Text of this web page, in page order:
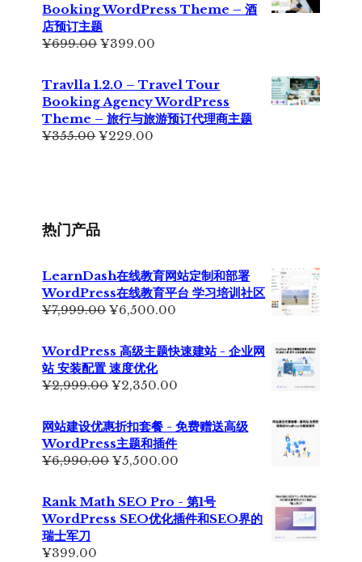
为：
Booking WordPress Theme – 酒
店预订主题
¥699.00原
为：
¥699.00。
¥399.00
格
为：
¥399.00。
Travlla 1.2.0 – Travel Tour
Booking Agency WordPress
Theme – 旅行与旅游预订代理商主题
¥355.00原
¥229.00
热门产品
LearnDash在线教育网站定制和部署
WordPress在线教育平台 学习培训社区
¥7,999.00原
为：
¥7,999.00。
¥6,500.00
价
格
WordPress 高级主题快速建站 - 企业网
站 安装配置 速度优化
¥2,999.00原
为：
¥2,999.00。
¥2,350.00
价
格
为：
网站建设优惠折扣套餐 - 免费赠送高级
WordPress主题和插件
¥6,990.00原
为：
¥6,990.00。
¥5,500.00
价
格
为：
Rank Math SEO Pro - 第1号
WordPress SEO优化插件和SEO界的
瑞士军刀
¥399.00